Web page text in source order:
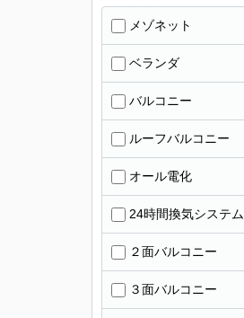
メゾネット
ベランダ
バルコニー
ルーフバルコニー
オール電化
24時間換気システム
２面バルコニー
３面バルコニー